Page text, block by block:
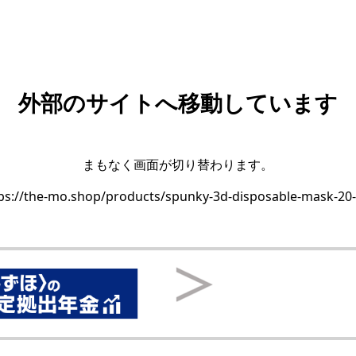
外部のサイトへ移動しています
まもなく画面が切り替わります。
the-mo.shop/products/spunky-3d-disposable-mask-